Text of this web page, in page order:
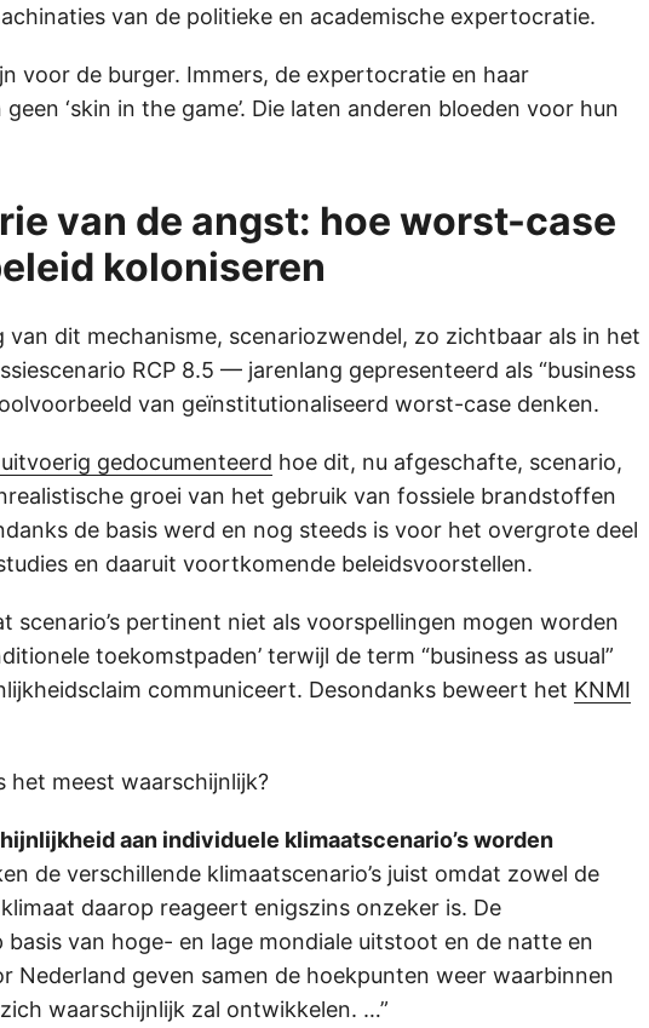
van de politieke en academische expertocratie.
voor de burger. Immers, de expertocratie en haar
‘skin in the game’. Die laten anderen bloeden voor hun
van de angst: hoe worst-case
koloniseren
van dit mechanisme, scenariozwendel, zo zichtbaar als in het
RCP 8.5 — jarenlang gepresenteerd als “business
van geïnstitutionaliseerd worst-case denken.
gedocumenteerd hoe dit, nu afgeschafte, scenario,
groei van het gebruik van fossiele brandstoffen
de basis werd en nog steeds is voor het overgrote deel
en daaruit voortkomende beleidsvoorstellen.
scenario’s pertinent niet als voorspellingen mogen worden
toekomstpaden’ terwijl de term “business as usual”
communiceert. Desondanks beweert het KNMI
het meest waarschijnlijk?
aan individuele klimaatscenario’s worden
de verschillende klimaatscenario’s juist omdat zowel de
daarop reageert enigszins onzeker is. De
basis van hoge- en lage mondiale uitstoot en de natte en
Nederland geven samen de hoekpunten weer waarbinnen
waarschijnlijk zal ontwikkelen. …”